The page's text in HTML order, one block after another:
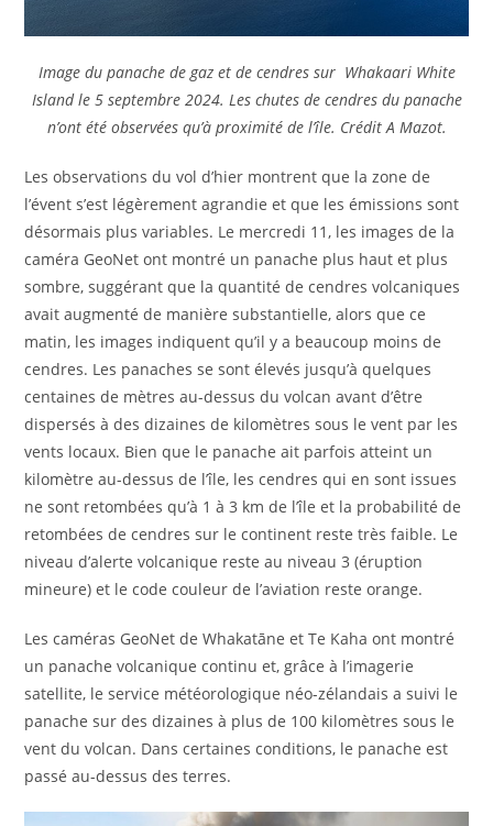
Image du panache de gaz et de cendres sur Whakaari White
Island le 5 septembre 2024. Les chutes de cendres du panache
n’ont été observées qu’à proximité de l’île. Crédit A Mazot.
Les observations du vol d’hier montrent que la zone de
l’évent s’est légèrement agrandie et que les émissions sont
désormais plus variables. Le mercredi 11, les images de la
caméra GeoNet ont montré un panache plus haut et plus
sombre, suggérant que la quantité de cendres volcaniques
avait augmenté de manière substantielle, alors que ce
matin, les images indiquent qu’il y a beaucoup moins de
cendres. Les panaches se sont élevés jusqu’à quelques
centaines de mètres au-dessus du volcan avant d’être
dispersés à des dizaines de kilomètres sous le vent par les
vents locaux. Bien que le panache ait parfois atteint un
kilomètre au-dessus de l’île, les cendres qui en sont issues
ne sont retombées qu’à 1 à 3 km de l’île et la probabilité de
retombées de cendres sur le continent reste très faible. Le
niveau d’alerte volcanique reste au niveau 3 (éruption
mineure) et le code couleur de l’aviation reste orange.
Les caméras GeoNet de Whakatāne et Te Kaha ont montré
un panache volcanique continu et, grâce à l’imagerie
satellite, le service météorologique néo-zélandais a suivi le
panache sur des dizaines à plus de 100 kilomètres sous le
vent du volcan. Dans certaines conditions, le panache est
passé au-dessus des terres.